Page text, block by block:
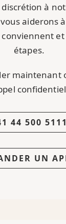
à
aiderons
étapes.
maintenant
confidentiel
44 500 5111
UN